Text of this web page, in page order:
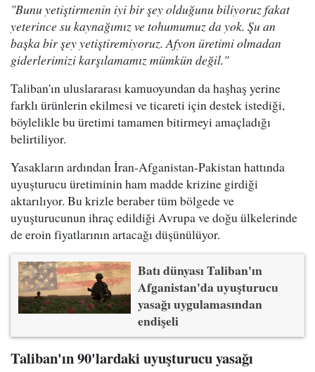
"Bunu yetiştirmenin iyi bir şey olduğunu biliyoruz fakat
yeterince su kaynağımız ve tohumumuz da yok. Şu an
başka bir şey yetiştiremiyoruz. Afyon üretimi olmadan
giderlerimizi karşılamamız mümkün değil."
Taliban'ın uluslararası kamuoyundan da haşhaş yerine
farklı ürünlerin ekilmesi ve ticareti için destek istediği,
böylelikle bu üretimi tamamen bitirmeyi amaçladığı
belirtiliyor.
Yasakların ardından İran-Afganistan-Pakistan hattında
uyuşturucu üretiminin ham madde krizine girdiği
aktarılıyor. Bu krizle beraber tüm bölgede ve
uyuşturucunun ihraç edildiği Avrupa ve doğu ülkelerinde
de eroin fiyatlarının artacağı düşünülüyor.
Batı dünyası Taliban'ın
Afganistan'da uyuşturucu
yasağı uygulamasından
endişeli
Taliban'ın 90'lardaki uyuşturucu yasağı